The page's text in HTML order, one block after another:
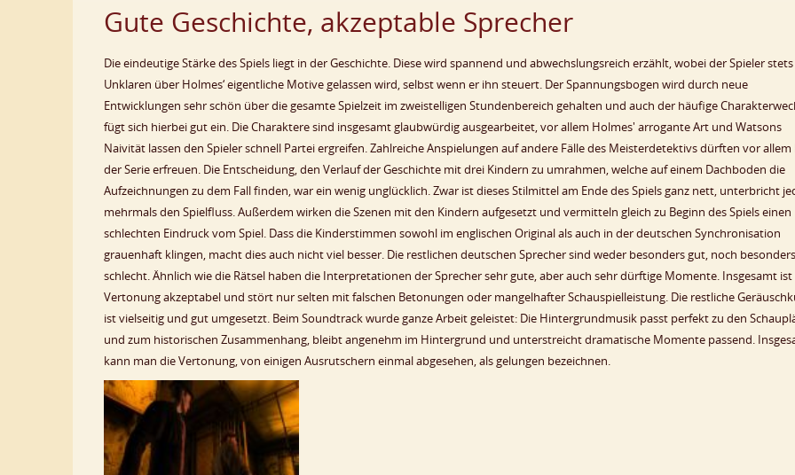
Gute Geschichte, akzeptable Sprecher
Die eindeutige Stärke des Spiels liegt in der Geschichte. Diese wird spannend und abwechslungsreich erzählt, wobei der Spieler
Unklaren über Holmes‘ eigentliche Motive gelassen wird, selbst wenn er ihn steuert. Der Spannungsbogen wird durch neue
Entwicklungen sehr schön über die gesamte Spielzeit im zweistelligen Stundenbereich gehalten und auch der häufige
fügt sich hierbei gut ein. Die Charaktere sind insgesamt glaubwürdig ausgearbeitet, vor allem Holmes' arrogante Art und Watsons
Naivität lassen den Spieler schnell Partei ergreifen. Zahlreiche Anspielungen auf andere Fälle des Meisterdetektivs dürften vor allem
der Serie erfreuen. Die Entscheidung, den Verlauf der Geschichte mit drei Kindern zu umrahmen, welche auf einem Dachboden die
Aufzeichnungen zu dem Fall finden, war ein wenig unglücklich. Zwar ist dieses Stilmittel am Ende des Spiels ganz nett, unterbricht
mehrmals den Spielfluss. Außerdem wirken die Szenen mit den Kindern aufgesetzt und vermitteln gleich zu Beginn des Spiels einen
schlechten Eindruck vom Spiel. Dass die Kinderstimmen sowohl im englischen Original als auch in der deutschen Synchronisation
grauenhaft klingen, macht dies auch nicht viel besser. Die restlichen deutschen Sprecher sind weder besonders gut, noch besonders
schlecht. Ähnlich wie die Rätsel haben die Interpretationen der Sprecher sehr gute, aber auch sehr dürftige Momente. Insgesamt ist
Vertonung akzeptabel und stört nur selten mit falschen Betonungen oder mangelhafter Schauspielleistung. Die restliche
ist vielseitig und gut umgesetzt. Beim Soundtrack wurde ganze Arbeit geleistet: Die Hintergrundmusik passt perfekt zu den
und zum historischen Zusammenhang, bleibt angenehm im Hintergrund und unterstreicht dramatische Momente passend.
kann man die Vertonung, von einigen Ausrutschern einmal abgesehen, als gelungen bezeichnen.